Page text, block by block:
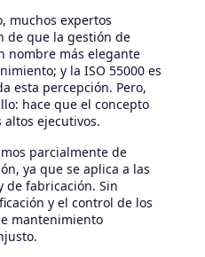
muchos expertos
de que la gestión de
nombre más elegante
y la ISO 55000 es
esta percepción. Pero,
hace que el concepto
altos ejecutivos.
parcialmente de
ya que se aplica a las
de fabricación. Sin
y el control de los
mantenimiento